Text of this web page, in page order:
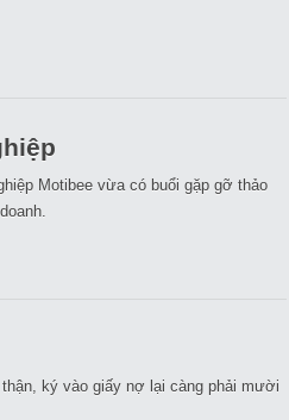
Motibee vừa có buổi gặp gỡ thảo
ký vào giấy nợ lại càng phải mười